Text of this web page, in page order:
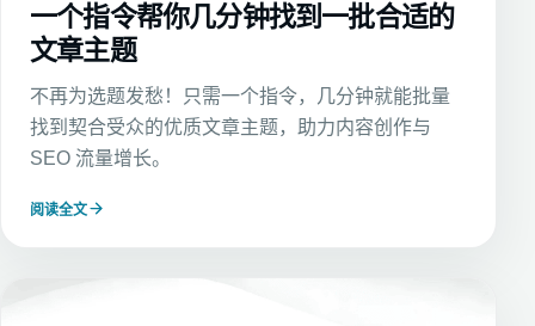
一个指令帮你几分钟找到一批合适的
文章主题
不再为选题发愁！只需一个指令，几分钟就能批量
找到契合受众的优质文章主题，助力内容创作与
SEO 流量增长。
阅读全文